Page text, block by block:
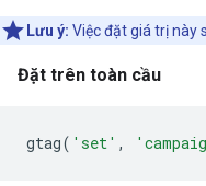
Lưu ý: Việc đặt giá trị này
Đặt trên toàn cầu
gtag( 'set' ,